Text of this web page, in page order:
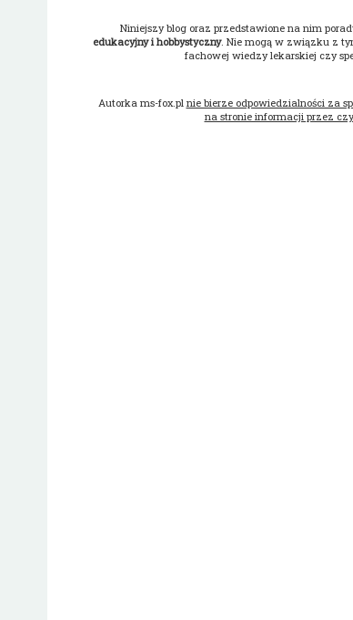
Niniejszy blog oraz przedstawione na nim
edukacyjny i hobbystyczny. Nie mogą w związku z
fachowej wiedzy lekarskiej czy
Autorka ms-fox.pl nie bierze odpowiedzialności za
na stronie informacji przez